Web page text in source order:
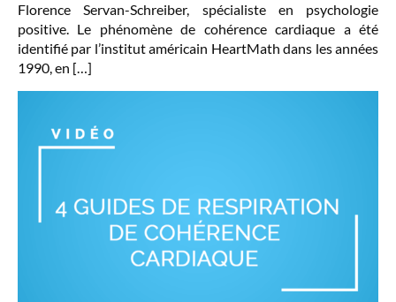
Florence Servan-Schreiber, spécialiste en psychologie
positive. Le phénomène de cohérence cardiaque a été
identifié par l’institut américain HeartMath dans les années
1990, en […]